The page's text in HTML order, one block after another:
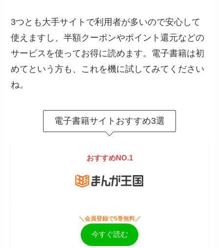
3つとも大手サイトで利用者が多いので安心して
使えますし、半額クーポンやポイント還元などの
サービスを使ってお得に読めます。電子書籍は初
めてという方も、これを機に試してみてください
ね。
電子書籍サイトおすすめ3選
おすすめNO.1
＼会員登録で5巻無料／
今すぐ読む